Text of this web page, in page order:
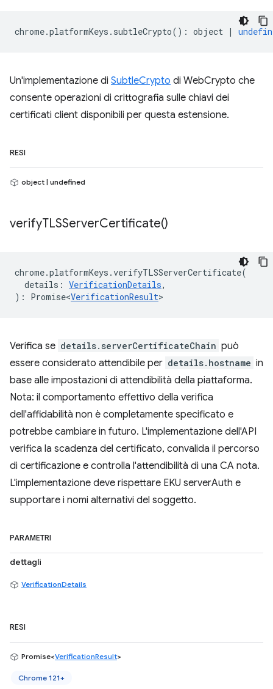
chrome.platformKeys . subtleCrypto() : object |
Un'implementazione di SubtleCrypto di WebCrypto che
consente operazioni di crittografia sulle chiavi dei
certificati client disponibili per questa estensione.
RESI
object | undefined
verifyTLSServerCertificate()
chrome.platformKeys .verifyTLSServerCertificate(
details : VerificationDetails,
) : Promise<VerificationResult>
Verifica se details.serverCertificateChain può
essere considerato attendibile per details.hostname in
base alle impostazioni di attendibilità della piattaforma.
Nota: il comportamento effettivo della verifica
dell'affidabilità non è completamente specificato e
potrebbe cambiare in futuro. L'implementazione dell'API
verifica la scadenza del certificato, convalida il percorso
di certificazione e controlla l'attendibilità di una CA nota.
L'implementazione deve rispettare EKU serverAuth e
supportare i nomi alternativi del soggetto.
PARAMETRI
dettagli
VerificationDetails
RESI
Promise<VerificationResult>
Chrome 121+